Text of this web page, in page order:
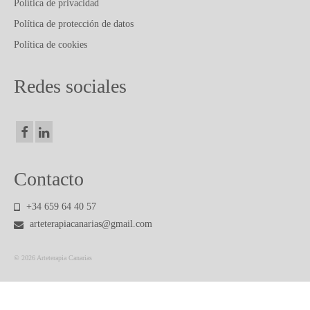
CONTACTO
Política de privacidad
Política de protección de datos
Política de cookies
Redes sociales
Contacto
+34 659 64 40 57
arteterapiacanarias@gmail.com
© 2026 Arteterapia Canarias